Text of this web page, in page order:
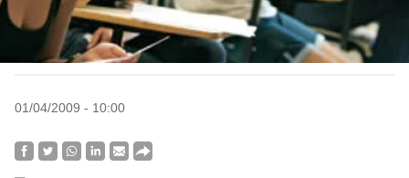
01/04/2009 - 10:00